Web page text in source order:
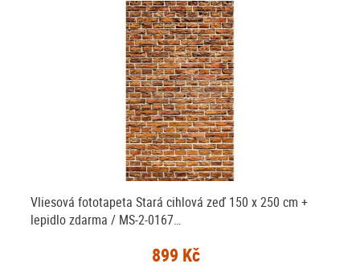
Vliesová fototapeta Stará cihlová zeď 150 x 250 cm +
lepidlo zdarma / MS-2-0167…
899 Kč